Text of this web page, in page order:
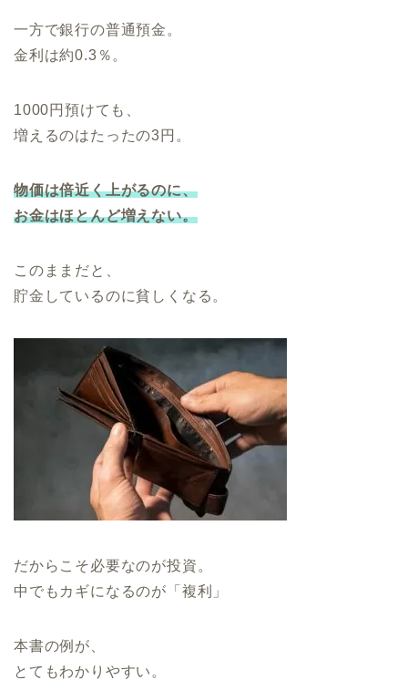
一方で銀行の普通預金。
金利は約0.3％。
1000円預けても、
増えるのはたったの3円。
物価は倍近く上がるのに、
お金はほとんど増えない。
このままだと、
貯金しているのに貧しくなる。
だからこそ必要なのが投資。
中でもカギになるのが「複利」
本書の例が、
とてもわかりやすい。